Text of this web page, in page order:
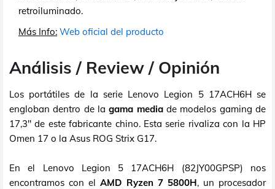
retroiluminado.
Más Info: Web oficial del producto
Análisis / Review / Opinión
Los portátiles de la serie Lenovo Legion 5 17ACH6H se
engloban dentro de lagama mediade modelos gaming de
17,3" de este fabricante chino. Esta serie rivaliza con la HP
Omen 17 o la Asus ROG Strix G17.
En el Lenovo Legion 5 17ACH6H (82JY00GPSP) nos
encontramos con elAMD Ryzen 7 5800H, un procesador